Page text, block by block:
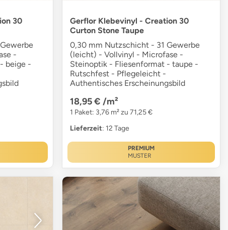
30
-
beige -
Gerflor Klebevinyl - Creation 30
Curton Stone Taupe
0,30 mm Nutzschicht - 31 Gewerbe
(leicht) - Vollvinyl - Microfase -
Steinoptik - Fliesenformat - taupe -
Rutschfest - Pflegeleicht -
Authentisches Erscheinungsbild
18,95 € /m²
1 Paket: 3,76 m² zu 71,25 €
Lieferzeit: 12 Tage
PREMIUM
MUSTER